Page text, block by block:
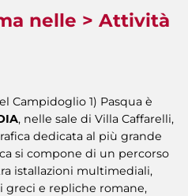
nelle > Attività
Campidoglio 1) Pasqua è
, nelle sale di Villa Caffarelli,
dedicata al più grande
si compone di un percorso
istallazioni multimediali,
greci e repliche romane,